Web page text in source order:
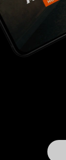
(1961), где
Высоцкий. С
снимали на
потому что
высоте. И наши
пропустишь –
потеряешь.
завязывают и